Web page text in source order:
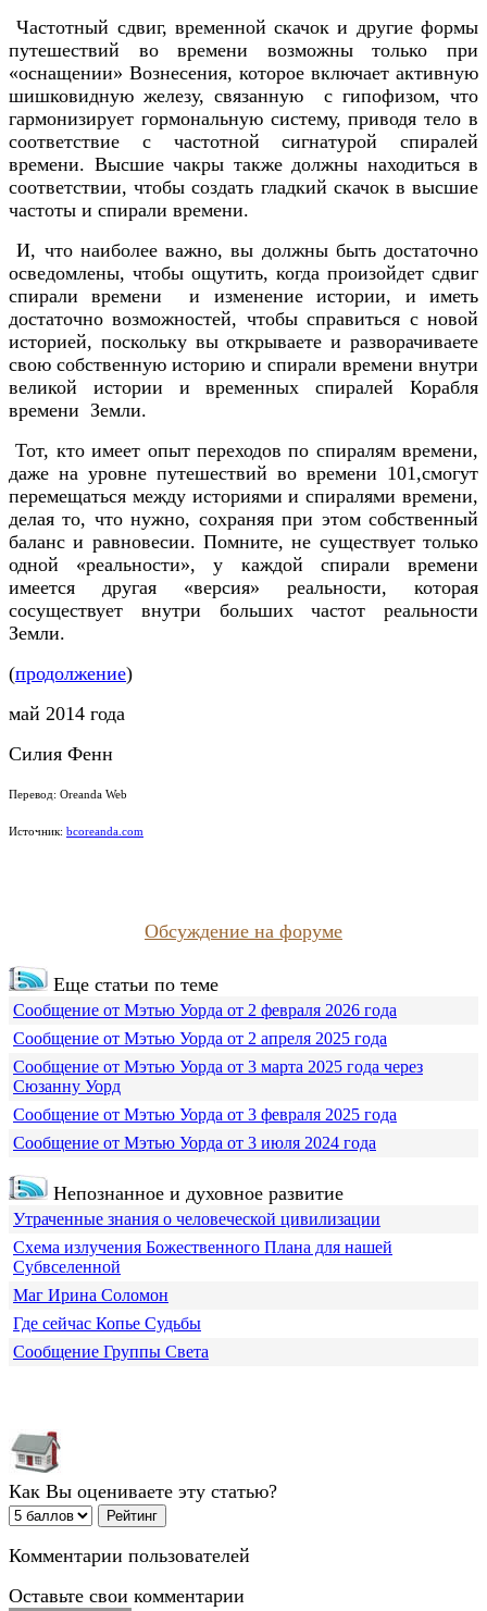
Частотный сдвиг, временной скачок и другие формы
путешествий во времени возможны только при
«оснащении» Вознесения, которое включает активную
шишковидную железу, связанную с гипофизом, что
гармонизирует гормональную систему, приводя тело в
соответствие с частотной сигнатурой спиралей
времени. Высшие чакры также должны находиться в
соответствии, чтобы создать гладкий скачок в высшие
частоты и спирали времени.
И, что наиболее важно, вы должны быть достаточно
осведомлены, чтобы ощутить, когда произойдет сдвиг
спирали времени и изменение истории, и иметь
достаточно возможностей, чтобы справиться с новой
историей, поскольку вы открываете и разворачиваете
свою собственную историю и спирали времени внутри
великой истории и временных спиралей Корабля
времени Земли.
Тот, кто имеет опыт переходов по спиралям времени,
даже на уровне путешествий во времени 101,смогут
перемещаться между историями и спиралями времени,
делая то, что нужно, сохраняя при этом собственный
баланс и равновесии. Помните, не существует только
одной «реальности», у каждой спирали времени
имеется другая «версия» реальности, которая
сосуществует внутри больших частот реальности
Земли.
(продолжение)
май 2014 года
Силия Фенн
Перевод: Oreanda Web
Источник: bcoreanda.com
Обсуждение на форуме
Еще статьи по теме
Сообщение от Мэтью Уорда от 2 февраля 2026 года
Сообщение от Мэтью Уорда от 2 апреля 2025 года
Сообщение от Мэтью Уорда от 3 марта 2025 года через
Сюзанну Уорд
Сообщение от Мэтью Уорда от 3 февраля 2025 года
Сообщение от Мэтью Уорда от 3 июля 2024 года
Непознанное и духовное развитие
Утраченные знания о человеческой цивилизации
Схема излучения Божественного Плана для нашей
Субвселенной
Маг Ирина Соломон
Где сейчас Копье Судьбы
Сообщение Группы Света
Как Вы оцениваете эту статью?
Комментарии пользователей
Оставьте свои комментарии